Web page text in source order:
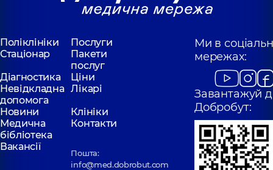
Поліклініки
Послуги
Стаціонар
Пакети
послуг
Діагностика
Ціни
Невідкладна
допомога
Лікарі
Новини
Клініки
Медична
бібліотека
Контакти
Вакансії
Пошта:
info@med.dobrobut.com
Ми в
мережах:
Завантажуй
Добробут: